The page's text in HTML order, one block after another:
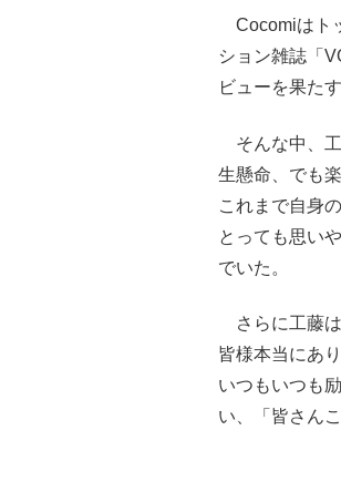
Cocomiはト
ション雑誌「
ビューを果た
そんな中、工
生懸命、でも
これまで自身
とっても思い
でいた。
さらに工藤は
皆様本当にあ
いつもいつも
い、「皆さん